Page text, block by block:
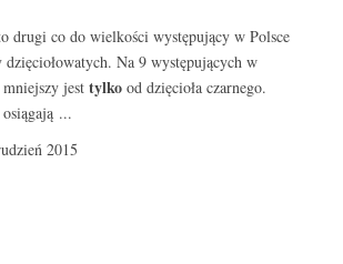
drugi co do wielkości występujący w Polsce
dzięciołowatych. Na 9 występujących w
jest tylko od dzięcioła czarnego.
...
2015